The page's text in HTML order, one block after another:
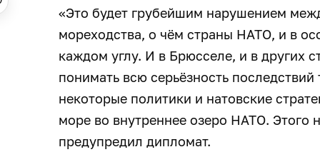
«Это будет грубейшим нарушением
мореходства, о чём страны НАТО, и в
каждом углу. И в Брюсселе, и в других
понимать всю серьёзность
некоторые политики и натовские
море во внутреннее озеро НАТО. Этого
предупредил дипломат.